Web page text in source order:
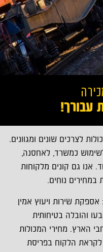
עבורך!
לצרכים שונים ומגוונים.
לשימוש כמשרד, לאחסנה,
אנו גם קונים מלקוחות
במחירים נוחים.
שירות ויעוץ אמין
והובלה בטיחותית
הארץ. מחירי המכולות
לקראת הלקוח בפריסת